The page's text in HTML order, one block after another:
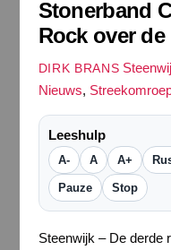
Stonerband
Rock over de
DIRK BRANS
Nieuws,
Leeshulp
A- A A+
Pauze Stop
Steenwijk – De derde